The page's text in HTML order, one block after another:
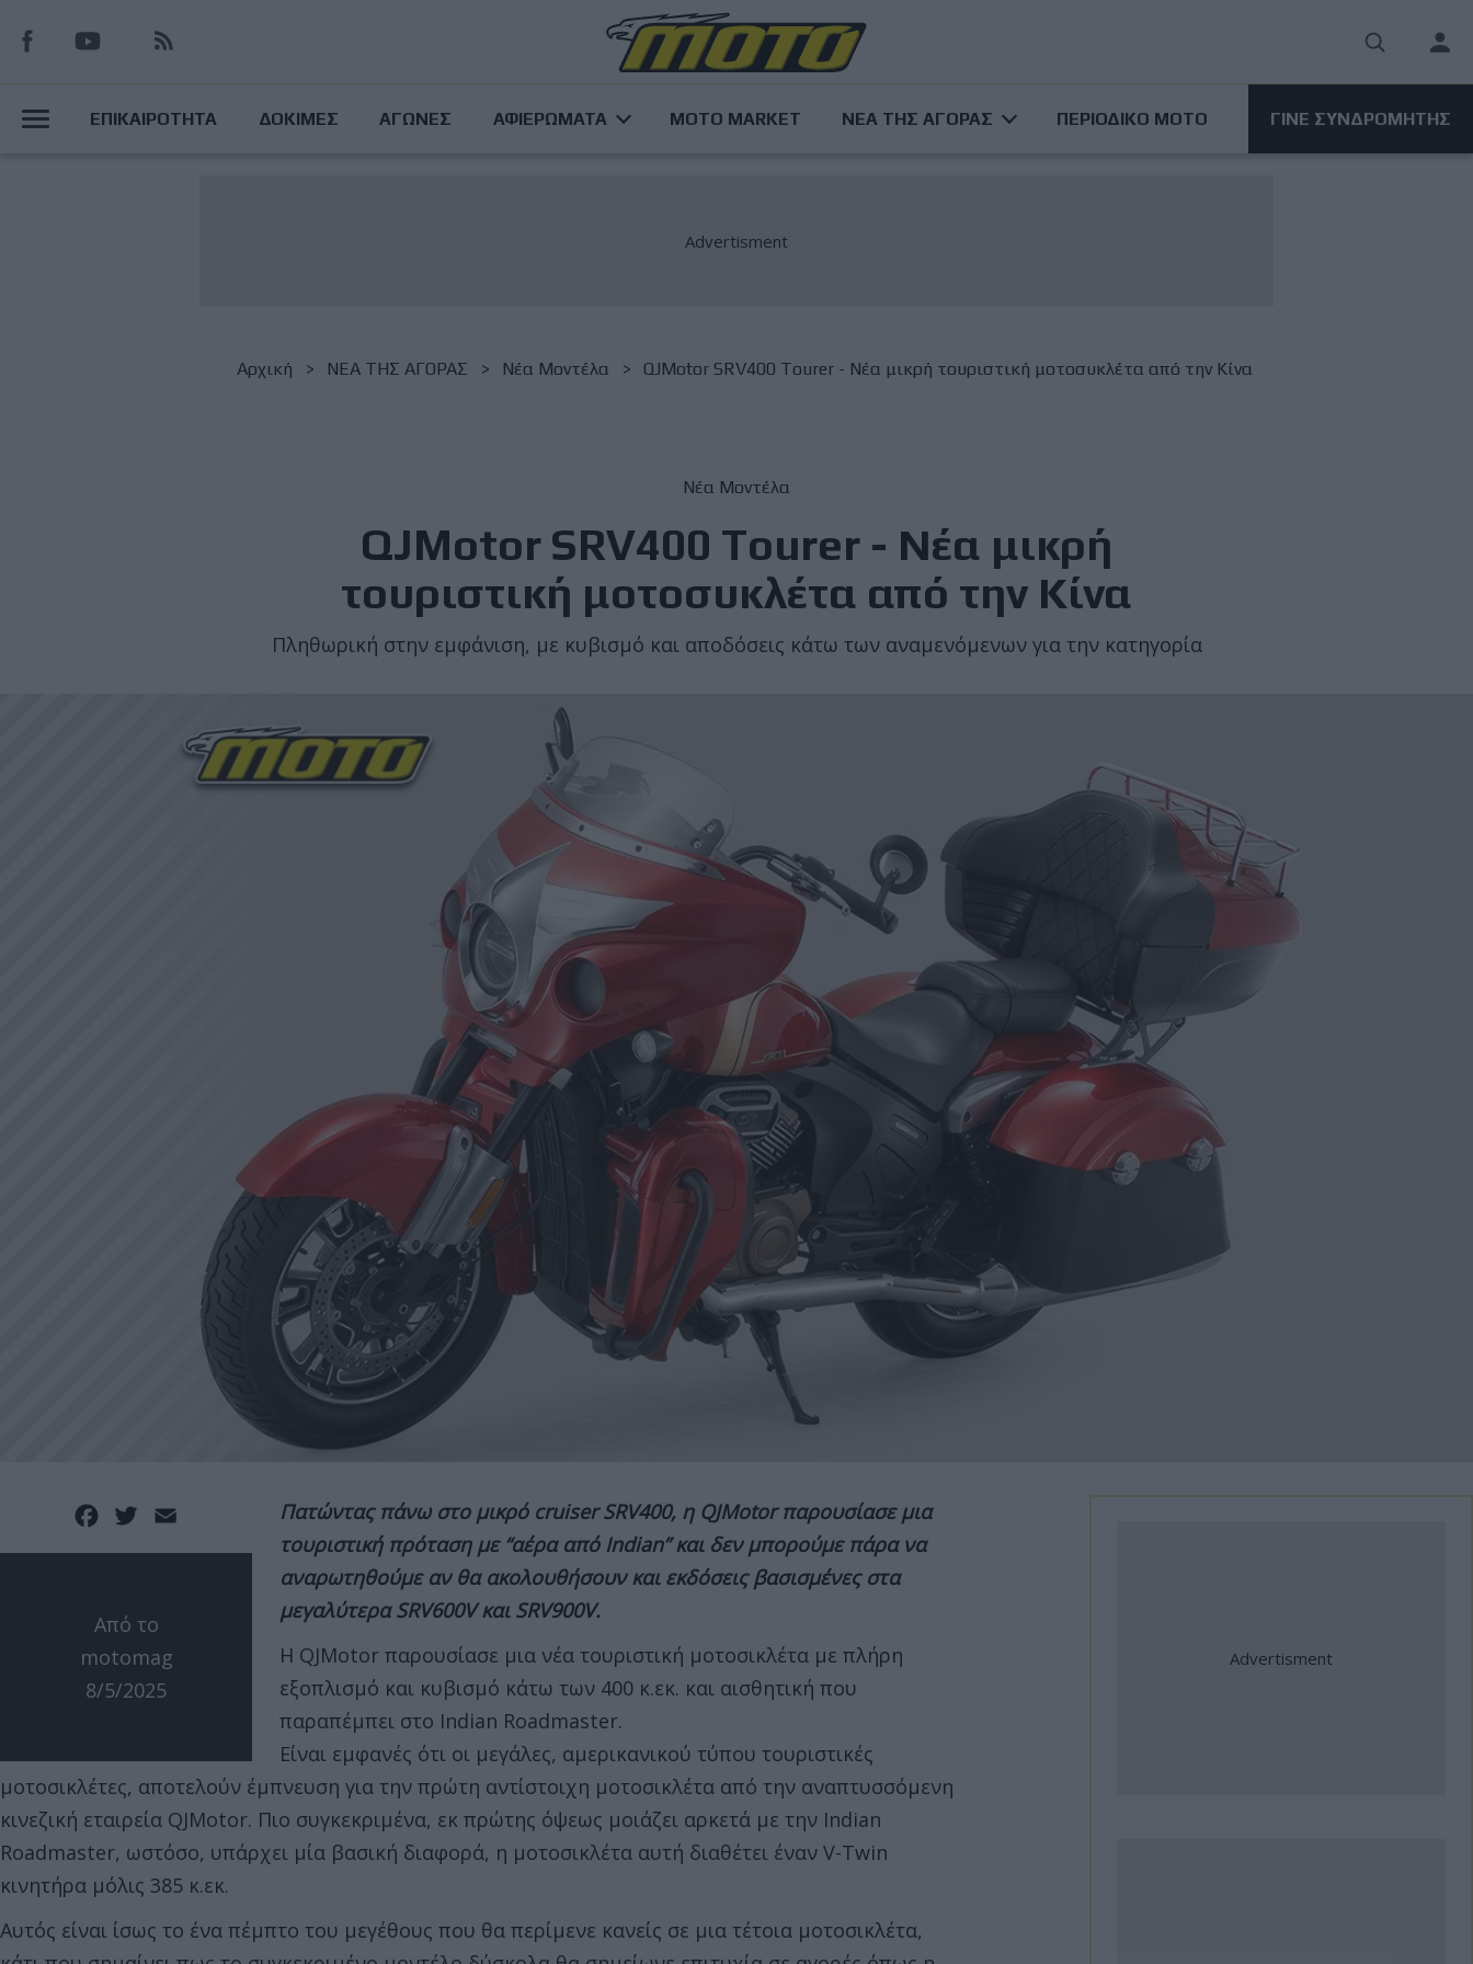
προς
κυρίως
User
MainΕΠΙΚΑΙΡΟΤΗΤΑ ΔΟΚΙΜΕΣ ΑΓΩΝΕΣ ΑΦΙΕΡΩΜΑΤΑ MOTO MARKET ΝΕΑ ΤΗΣ ΑΓΟΡΑΣ ΠΕΡΙΟΔΙΚΟ ΜΟΤΟ ΓΙΝΕ ΣΥΝΔΡΟΜΗΤΗΣ
Breadcrumb
Αρχική NΕΑ ΤΗΣ ΑΓΟΡΑΣ Νέα Μοντέλα QJMotor SRV400 Tourer - Νέα μικρή τουριστική μοτοσυκλέτα από την Κίνα
Νέα Μοντέλα
QJMotor SRV400 Tourer - Νέα μικρή
τουριστική μοτοσυκλέτα από την Κίνα
Πληθωρική στην εμφάνιση, με κυβισμό και αποδόσεις κάτω των αναμενόμενων για την κατηγορία
Facebook
Twitter
Από το
motomag
8/5/2025
Πατώντας πάνω στο μικρό cruiser SRV400, η QJMotor παρουσίασε μια
τουριστική πρόταση με “αέρα από Indian” και δεν μπορούμε πάρα να
αναρωτηθούμε αν θα ακολουθήσουν και εκδόσεις βασισμένες στα
μεγαλύτερα SRV600V και SRV900V.
Η QJMotor παρουσίασε μια νέα τουριστική μοτοσικλέτα με πλήρη
εξοπλισμό και κυβισμό κάτω των 400 κ.εκ. και αισθητική που
παραπέμπει στο Indian Roadmaster.
Είναι εμφανές ότι οι μεγάλες, αμερικανικού τύπου τουριστικές
μοτοσικλέτες, αποτελούν έμπνευση για την πρώτη αντίστοιχη μοτοσικλέτα από την αναπτυσσόμενη
κινεζική εταιρεία QJMotor. Πιο συγκεκριμένα, εκ πρώτης όψεως μοιάζει αρκετά με την Indian
Roadmaster, ωστόσο, υπάρχει μία βασική διαφορά, η μοτοσικλέτα αυτή διαθέτει έναν V-Twin
κινητήρα μόλις 385 κ.εκ.
Αυτός είναι ίσως το ένα πέμπτο του μεγέθους που θα περίμενε κανείς σε μια τέτοια μοτοσικλέτα,